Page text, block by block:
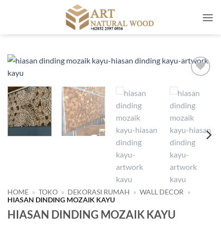
wishlist
HOME » TOKO » DEKORASI RUMAH » WALL DECOR
»
HIASAN DINDING MOZAIK KAYU
HIASAN DINDING MOZAIK KAYU